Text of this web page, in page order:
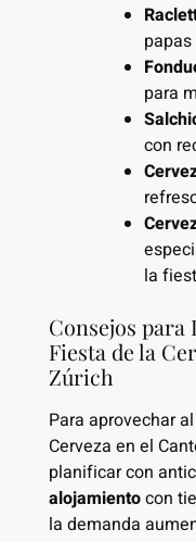
para
con
la
Consejos
Fiesta de la
Zúrich
Para aprovechar
Cerveza en el
planificar con
alojamientocon
la demanda